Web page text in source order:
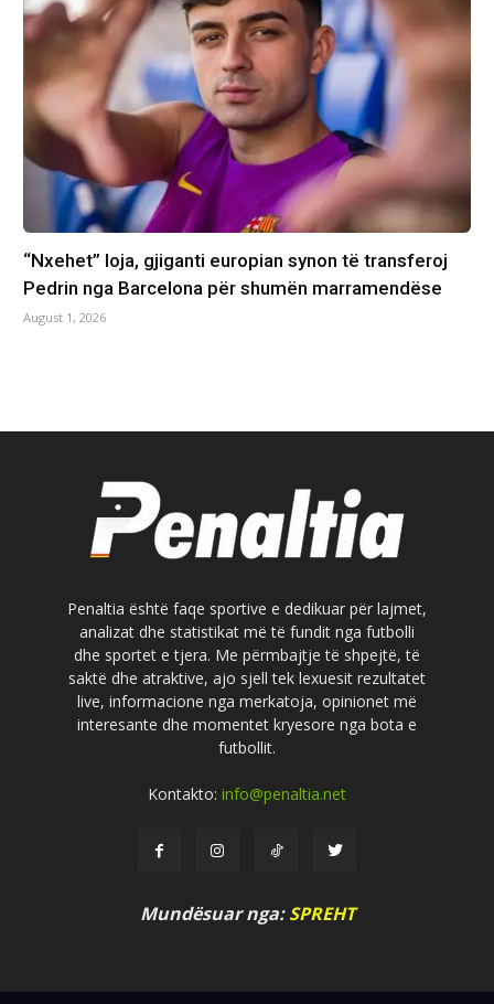
“Nxehet” loja, gjiganti europian synon të transferoj
Pedrin nga Barcelona për shumën marramendëse
August 1, 2026
Penaltia është faqe sportive e dedikuar për lajmet,
analizat dhe statistikat më të fundit nga futbolli
dhe sportet e tjera. Me përmbajtje të shpejtë, të
saktë dhe atraktive, ajo sjell tek lexuesit rezultatet
live, informacione nga merkatoja, opinionet më
interesante dhe momentet kryesore nga bota e
futbollit.
Kontakto: info@penaltia.net
Mundësuar nga:SPREHT